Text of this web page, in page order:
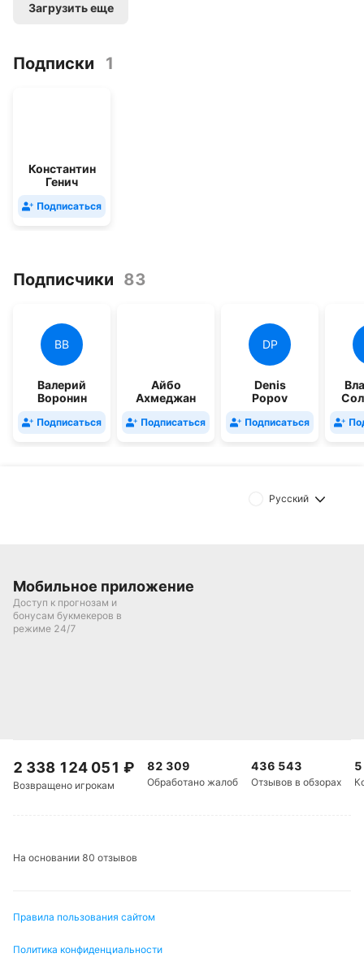
Загрузить еще
Подписки 1
Константин
Генич
Подписаться
Подписчики 83
ВВ
Валерий
Воронин
Подписаться
Айбо
Ахмеджан
Подписаться
DP
Denis
Popov
Подписаться
Русский
Мобильное приложение
Доступ к прогнозам и
бонусам букмекеров в
режиме 24/7
2 338 124 051 ₽
Возвращено игрокам
82 309
Обработано жалоб
436 543
Отзывов в обзорах
На основании 80 отзывов
Правила пользования сайтом
Политика конфиденциальности